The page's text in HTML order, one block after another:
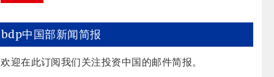
bdp中国部新闻简报
欢迎在此订阅我们关注投资中国的邮件简报。